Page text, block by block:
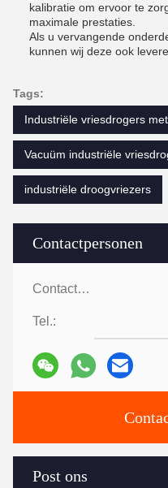
Contactpersonen
Contactpersonen:
Tel.:
Post ons
kalibratie om ervoor te
maximale prestaties.
Als u vervangende
kunnen wij deze ook
Tags:
Industriële vriesdrogers
Vacuüm industriële
industriële droogvriezers